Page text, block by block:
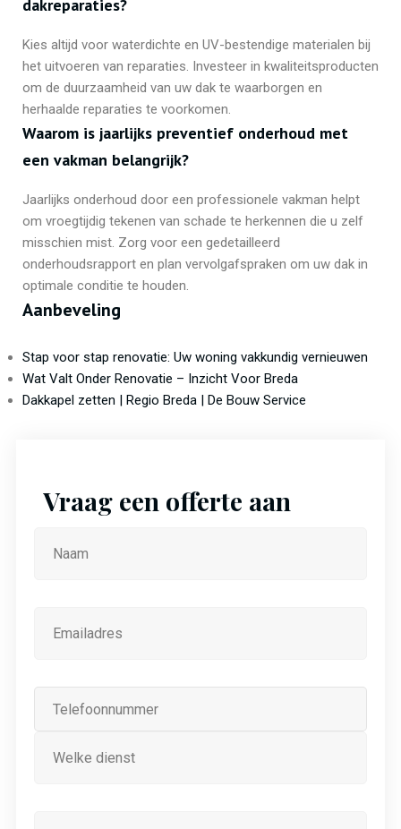
dakreparaties?
Kies altijd voor waterdichte en UV-bestendige materialen bij
het uitvoeren van reparaties. Investeer in kwaliteitsproducten
om de duurzaamheid van uw dak te waarborgen en
herhaalde reparaties te voorkomen.
Waarom is jaarlijks preventief onderhoud met
een vakman belangrijk?
Jaarlijks onderhoud door een professionele vakman helpt
om vroegtijdig tekenen van schade te herkennen die u zelf
misschien mist. Zorg voor een gedetailleerd
onderhoudsrapport en plan vervolgafspraken om uw dak in
optimale conditie te houden.
Aanbeveling
Stap voor stap renovatie: Uw woning vakkundig vernieuwen
Wat Valt Onder Renovatie – Inzicht Voor Breda
Dakkapel zetten | Regio Breda | De Bouw Service
Vraag een offerte aan